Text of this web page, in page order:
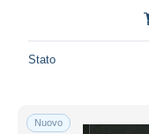
Stato
Nuovo